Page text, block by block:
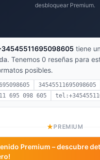
desbloquear Premium.
tiene
. Tenemos 0 reseñas para
posibles.
34545511695098605
695 098 605
PREMIUM
Premium – descubre